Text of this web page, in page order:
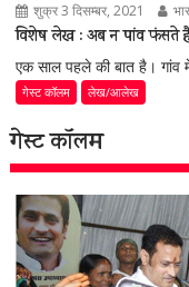
शुक्र 3 दिसम्बर, 2021
विशेष लेख : अब न पांव फंसते हैं
एक साल पहले की बात है। गांव
गेस्ट कॉलम लेख/आलेख
गेस्ट कॉलम